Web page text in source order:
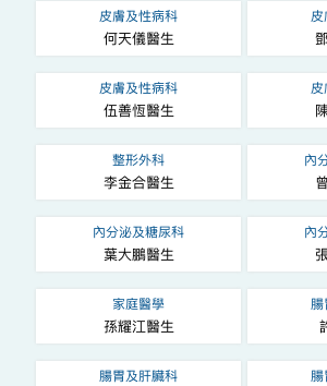
皮膚及性病科
何天儀醫生
皮
皮膚及性病科
伍善恆醫生
皮
整形外科
李金合醫生
內
內分泌及糖尿科
葉大鵬醫生
內
家庭醫學
孫耀江醫生
腸
腸胃及肝臟科 腸